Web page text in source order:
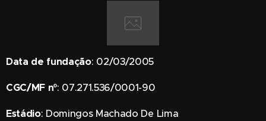
Data de fundação: 02/03/2005
CGC/MF nº: 07.271.536/0001-90
Estádio: Domingos Machado De Lima